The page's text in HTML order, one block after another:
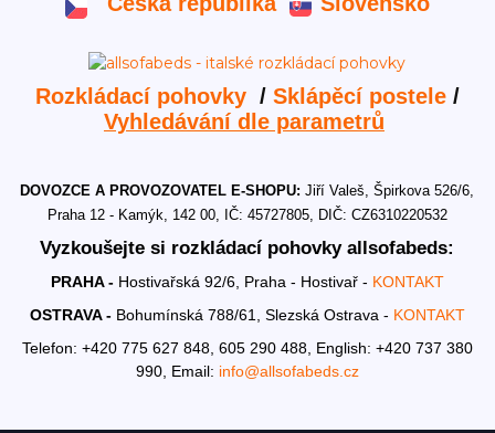
Rozkládací pohovky / Sklápěcí postele/
Vyhledávání dle parametrů
DOVOZCE A PROVOZOVATEL E-SHOPU:Jiří Valeš, Špirkova 526/6,
Praha 12 - Kamýk, 142 00, IČ: 45727805, DIČ: CZ6310220532
Vyzkoušejte si rozkládací pohovky allsofabeds:
PRAHA - Hostivařská 92/6, Praha - Hostivař - KONTAKT
OSTRAVA - Bohumínská 788/61, Slezská Ostrava - KONTAKT
Telefon: +420 775 627 848, 605 290 488, English: +420 737 380
990, Email: info@allsofabeds.cz